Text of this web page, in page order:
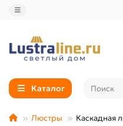
Каталог
Люстры Каскадная